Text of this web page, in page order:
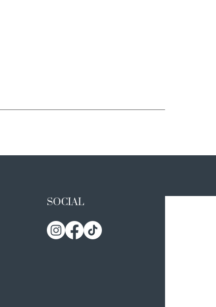
SOCIAL